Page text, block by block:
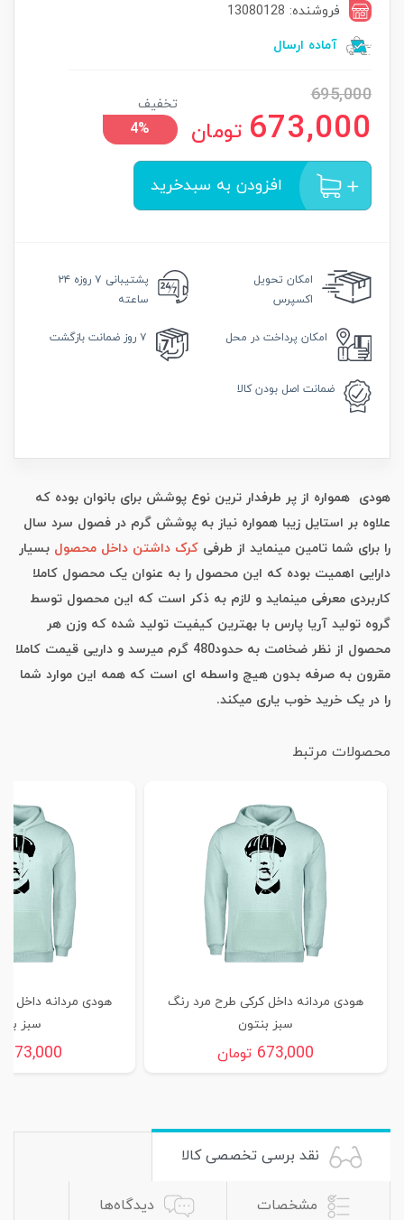
فروشنده: 13080128
آماده ارسال
695,000
673,000 تومان
تخفیف
4%
افزودن به سبدخرید
امکان تحویل
اکسپرس
پشتیبانی
۷ روزه ۲۴
ساعته
امکان پرداخت در محل ۷ روز ضمانت بازگشت
ضمانت اصل بودن کالا
هودی همواره از پر طرفدار ترین نوع پوشش برای بانوان بوده که
علاوه بر استایل زیبا همواره نیاز به پوشش گرم در فصول سرد سال
را برای شما تامین مینماید از طرفی کرک داشتن داخل محصول بسیار
دارایی اهمیت بوده که این محصول را به عنوان یک محصول کاملا
کاربردی معرفی مینماید و لازم به ذکر است که این محصول توسط
گروه تولید آریا پارس با بهترین کیفیت تولید شده که وزن هر
محصول از نظر ضخامت به حدود480 گرم میرسد و داریی قیمت کاملا
مقرون به صرفه بدون هیچ واسطه ای است که همه این موارد شما
را در یک خرید خوب یاری میکند.
محصولات مرتبط
هودی مردانه داخل کرکی طرح مرد رنگ
سبز بنتون
673,000 تومان
هودی مردانه داخل
سبز
673,000
نقد برسی تخصصی کالا
مشخصات دیدگاه‌ها